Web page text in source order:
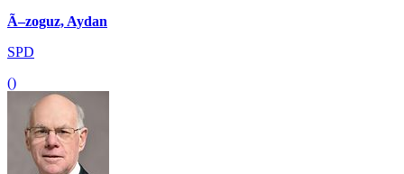
Ã–zoguz, Aydan
SPD
()